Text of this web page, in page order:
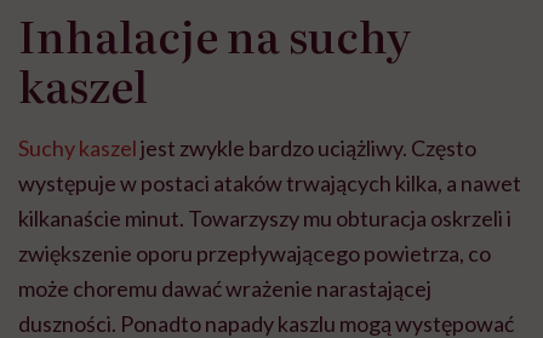
Inhalacje na suchy
kaszel
Suchy kaszeljest zwykle bardzo uciążliwy. Często
występuje w postaci ataków trwających kilka, a nawet
kilkanaście minut. Towarzyszy mu obturacja oskrzeli i
zwiększenie oporu przepływającego powietrza, co
może choremu dawać wrażenie narastającej
duszności. Ponadto napady kaszlu mogą występować